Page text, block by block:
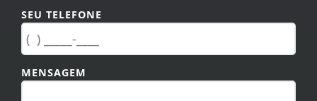
SEU TELEFONE
MENSAGEM